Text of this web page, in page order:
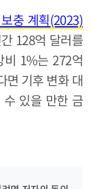
충 계획(2023)
128억 달러를
비 1%는 272억
면 기후 변화 대
있을 만한 금